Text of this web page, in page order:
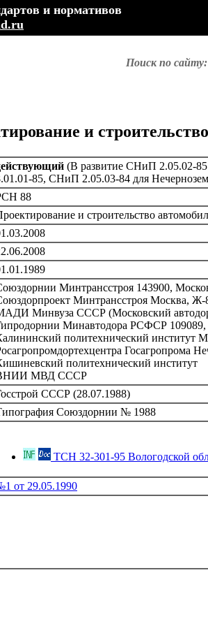
и нормативов
Поиск по сайту:
и
(В развитие СНиП 2.05.02-
85, СНиП 2.05.03-84 для
88
и строительство
Минтрансстроя 143900,
Минтрансстроя Москва, Ж-
Минвуза СССР (Московский
Минавтодора РСФСР
политехнический институт
Госагропрома
политехнический институт
МВД СССР
СССР (28.07.1988)
Союздорнии № 1988
ТСН 32-301-95 Вологодской
от 29.05.1990